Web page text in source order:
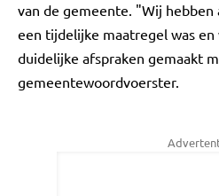
van de gemeente. "Wij
een tijdelijke maatregel was
duidelijke afspraken gemaakt
gemeentewoordvoerster.